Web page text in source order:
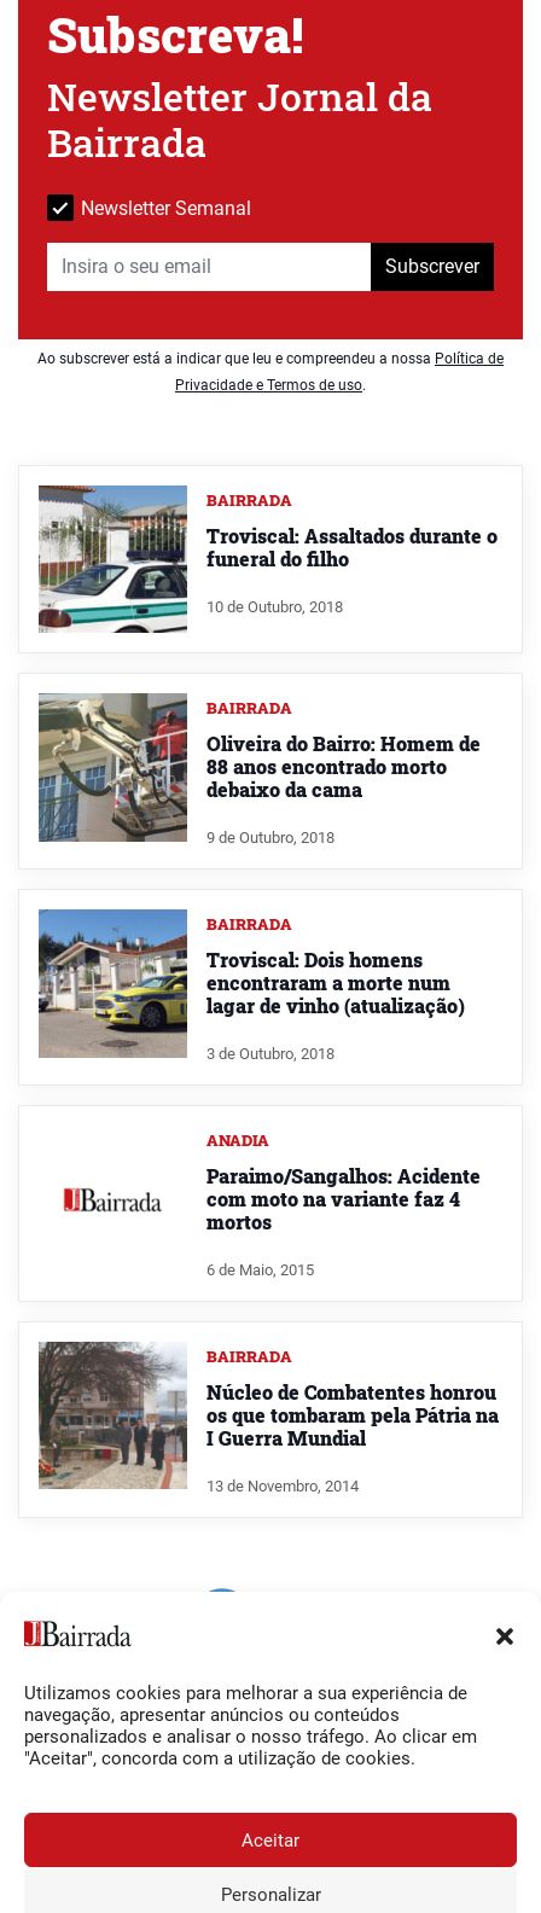
Utilizamos cookies para melhorar a sua experiência de
navegação, apresentar anúncios ou conteúdos
personalizados e analisar o nosso tráfego. Ao clicar em
"Aceitar", concorda com a utilização de cookies.
Aceitar
Personalizar
Subscreva!
Newsletter Jornal da
Bairrada
Newsletter Semanal
Subscrever
Ao subscrever está a indicar que leu e compreendeu a nossa Política de
Privacidade e Termos de uso.
BAIRRADA
Troviscal: Assaltados durante o
funeral do filho
10 de Outubro, 2018
BAIRRADA
Oliveira do Bairro: Homem de
88 anos encontrado morto
debaixo da cama
9 de Outubro, 2018
BAIRRADA
Troviscal: Dois homens
encontraram a morte num
lagar de vinho (atualização)
3 de Outubro, 2018
ANADIA
Paraimo/Sangalhos: Acidente
com moto na variante faz 4
mortos
6 de Maio, 2015
BAIRRADA
Núcleo de Combatentes honrou
os que tombaram pela Pátria na
I Guerra Mundial
13 de Novembro, 2014
Siga-nos
Facebook
O Jornal da Bairrada
Contactos
Termos e Condições